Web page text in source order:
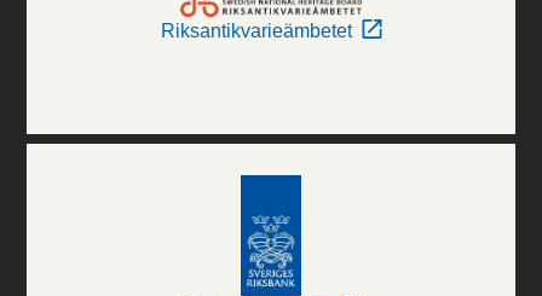
Riksantikvarieämbetet